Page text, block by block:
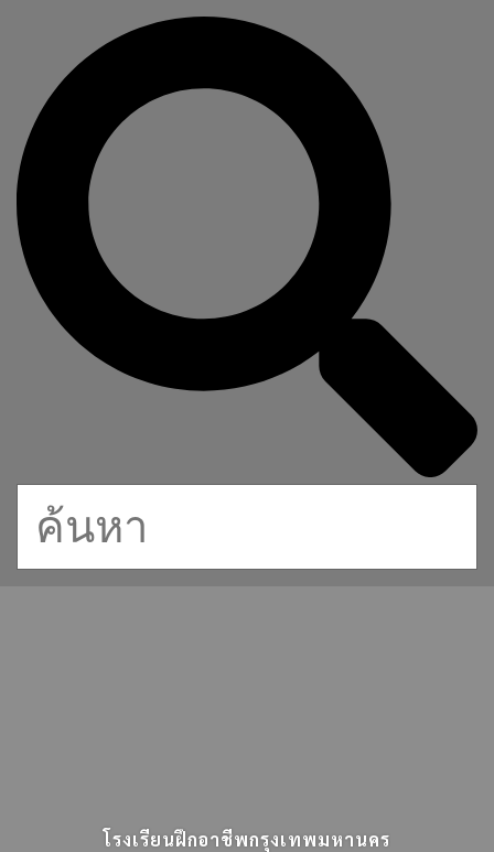
โรงเรียนฝึกอาชีพกรุงเทพมหานคร